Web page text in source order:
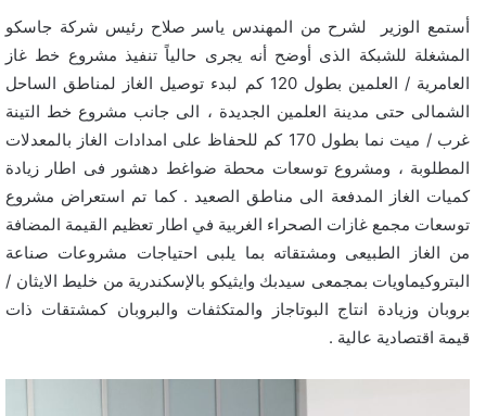
أستمع الوزير لشرح من المهندس ياسر صلاح رئيس شركة جاسكو
المشغلة للشبكة الذى أوضح أنه يجرى حالياً تنفيذ مشروع خط غاز
العامرية / العلمين بطول 120 كم لبدء توصيل الغاز لمناطق الساحل
الشمالى حتى مدينة العلمين الجديدة ، الى جانب مشروع خط التينة
غرب / ميت نما بطول 170 كم للحفاظ على امدادات الغاز بالمعدلات
المطلوبة ، ومشروع توسعات محطة ضواغط دهشور فى اطار زيادة
كميات الغاز المدفعة الى مناطق الصعيد . كما تم استعراض مشروع
توسعات مجمع غازات الصحراء الغربية في اطار تعظيم القيمة المضافة
من الغاز الطبيعى ومشتقاته بما يلبى احتياجات مشروعات صناعة
البتروكيماويات بمجمعى سيدبك وايثيكو بالإسكندرية من خليط الايثان /
بروبان وزيادة انتاج البوتاجاز والمتكثفات والبروبان كمشتقات ذات
قيمة اقتصادية عالية .